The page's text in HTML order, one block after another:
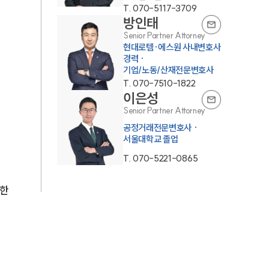
통합검색
AI대륜
업무사례
업무사례
사례분석/최신동향
법률정보
T.070-5117-3709
방인태
Senior Partner Attorney
현대로템·에스원 사내변호사
경력 ·
기업/노동/산재전문변호사
T.070-7510-1822
이은성
Senior Partner Attorney
공정거래전문변호사 ·
서울대학교 졸업
T.070-5221-0865